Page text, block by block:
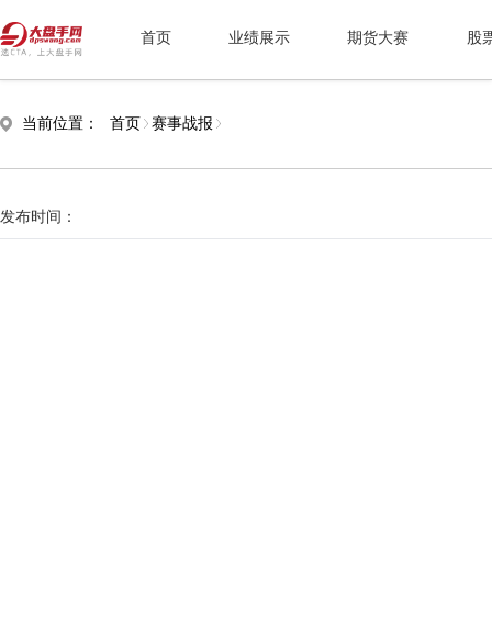
首页 业绩展示 期货大赛 股
当前位置： 首页 赛事战报
发布时间：